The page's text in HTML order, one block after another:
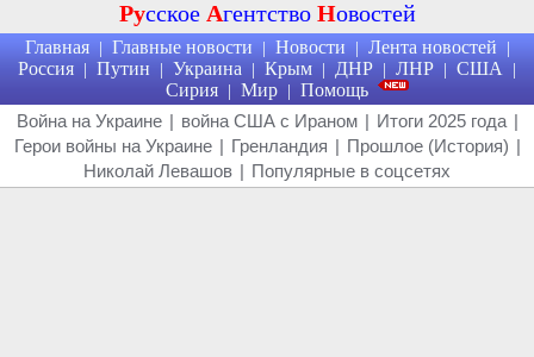
Русское Агентство Новостей
Главная | Главные новости | Новости | Лента новостей |
Россия | Путин | Украина | Крым | ДНР | ЛНР | США |
Сирия | Мир | Помощь
Война на Украине | война США с Ираном | Итоги 2025 года |
Герои войны на Украине | Гренландия | Прошлое (История) |
Николай Левашов | Популярные в соцсетях